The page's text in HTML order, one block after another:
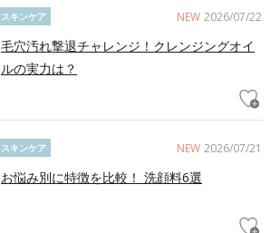
NEW 2026/07/22
スキンケア
毛穴汚れ撃退チャレンジ！クレンジングオイ
ルの実力は？
NEW 2026/07/21
スキンケア
お悩み別に特徴を比較！ 洗顔料6選